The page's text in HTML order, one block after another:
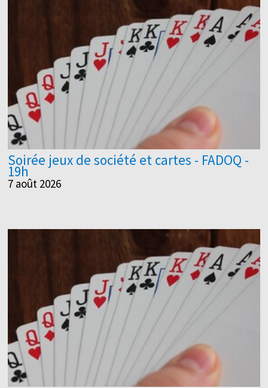
Soirée jeux de société et cartes - FADOQ -
19h
7 août 2026